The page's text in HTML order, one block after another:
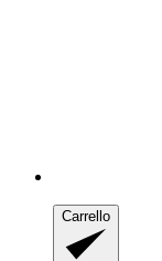
Carrello